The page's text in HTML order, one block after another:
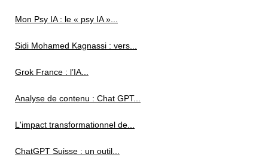
Mon Psy IA : le « psy IA »...
Sidi Mohamed Kagnassi : vers...
Grok France : l’IA...
Analyse de contenu : Chat GPT...
L'impact transformationnel de...
ChatGPT Suisse : un outil...